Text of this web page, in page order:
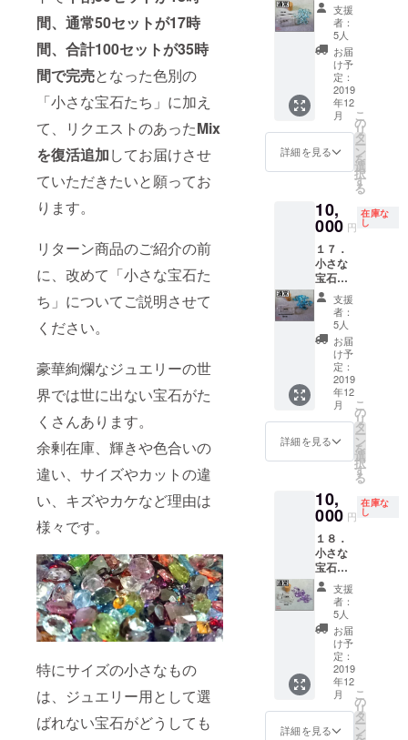
間、通常50セットが17時
間、合計100セットが35時
間で完売となった色別の
「小さな宝石たち」に加え
て、リクエストのあったMix
を復活追加してお届けさせ
ていただきたいと願ってお
ります。
リターン商品のご紹介の前
に、改めて「小さな宝石た
ち」についてご説明させて
ください。
豪華絢爛なジュエリーの世
界では世に出ない宝石がた
くさんあります。
余剰在庫、輝きや色合いの
違い、サイズやカットの違
い、キズやカケなど理由は
様々です。
特にサイズの小さなもの
は、ジュエリー用として選
ばれない宝石がどうしても
送料
込） ※
お届け
先のご
住所
は、番
地以下
まで忘
れずに
入力し
てくだ
込んだ
小瓶を
１セッ
トお届
けしま
す。 宝
石の種
類や
形、大
きさ、
色はお
特別価
格
10,000
円
（税・
送料
込） ※
お届け
先のご
住所
は、番
地以下
まで忘
れずに
入力し
てくだ
さい
水色」
【通
常】
（品
番：
LSB191
0-F-
1s）小
さな宝
石たち
の中か
ら、
の水
色」の
宝石を
選別し
まし
た。 で
きるだ
け詰め
込んだ
小瓶を
１セッ
トお届
けしま
す。 宝
石の種
類や
形、大
となり
ます。
特別価
格
10,000
円
（税・
送料
込） ※
お届け
先のご
住所
は、番
地以下
まで忘
れずに
入力し
支援
者：
5人
お届
け予
定：
2019
年12
月
詳細を見る
こ
の
リ
タ
ー
ン
を
選
択
す
る
10,
000 円
在庫な
し
１７．
小さな
宝石た
ち「水
色」
【通
常】
（品
番：
SB1910
-F-1s）
小さな
宝石た
ちの中
から、
「水
宝石を
選別し
まし
た。 で
きるだ
け詰め
込んだ
小瓶を
１セッ
トお届
けしま
す。 宝
石の種
類や
形、大
きさ、
色はお
支援
者：
5人
お届
け予
定：
2019
年12
月
詳細を見る
こ
の
リ
タ
ー
ン
を
選
択
す
る
10,
000 円
在庫な
し
１８．
小さな
宝石た
ち「薄
紫色」
【通
常】
（品
番：
LPu191
0-F-
1s）小
さな宝
石たち
支援
者：
5人
お届
け予
定：
2019
年12
月
詳細を見る
こ
の
リ
タ
ー
ン